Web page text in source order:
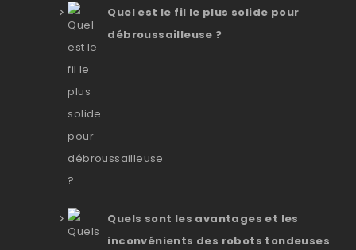
Quel est le fil le plus solide pour
débroussailleuse ?
Quels sont les avantages et les
inconvénients des robots tondeuses